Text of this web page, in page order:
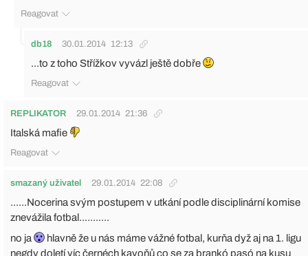
Reagovat
db18 30.01.2014 12:13
...to z toho Střížkov vyvázl ještě dobře
Reagovat
REPLIKATOR 29.01.2014 21:36
Italská mafie
Reagovat
smazaný uživatel 29.01.2014 22:08
......Nocerina svým postupem v utkání podle disciplinární komise
znevážila fotbal...........
no ja
hlavně že u nás máme vážné fotbal, kurňa dyž aj na 1. ligu
negdy doletí víc černéch kavoňů co se za brankó pasó na kusu